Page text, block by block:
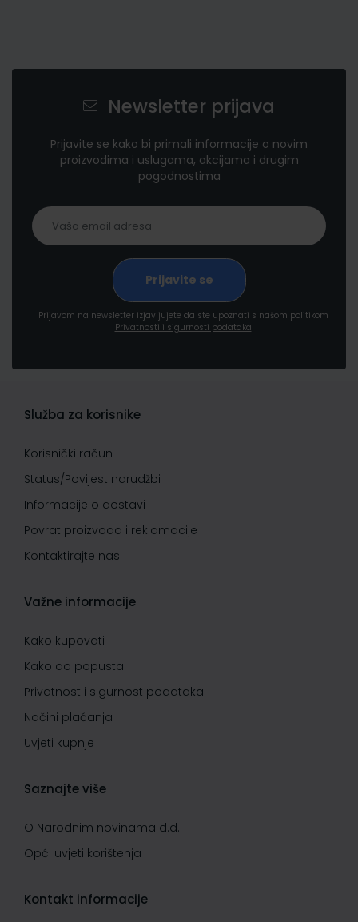
Newsletter prijava
Prijavite se kako bi primali informacije o novim
proizvodima i uslugama, akcijama i drugim
pogodnostima
Prijavom na newsletter izjavljujete da ste upoznati s našom politikom
Privatnosti i sigurnosti podataka
Služba za korisnike
Korisnički račun
Status/Povijest narudžbi
Informacije o dostavi
Povrat proizvoda i reklamacije
Kontaktirajte nas
Važne informacije
Kako kupovati
Kako do popusta
Privatnost i sigurnost podataka
Načini plaćanja
Uvjeti kupnje
Saznajte više
O Narodnim novinama d.d.
Opći uvjeti korištenja
Kontakt informacije